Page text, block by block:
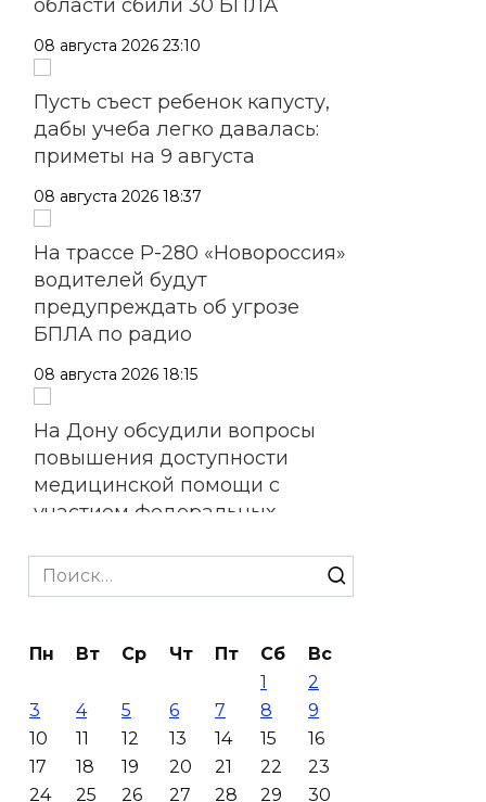
области сбили 30 БПЛА
08 августа 2026 23:10
Пусть съест ребенок капусту,
дабы учеба легко давалась:
приметы на 9 августа
08 августа 2026 18:37
На трассе Р-280 «Новороссия»
водителей будут
предупреждать об угрозе
БПЛА по радио
08 августа 2026 18:15
На Дону обсудили вопросы
повышения доступности
медицинской помощи с
участием федеральных
08 августа 2026 17:40
новую модульную котельную
и благоустроят проспект
Платовский
08 августа 2026 17:18
Search
for:
Пн Вт Ср Чт Пт Сб
Вс
1
2
3
4 5 6 7 8
9
10
11 12 13 14 15
16
17
18 19 20 21 22
23
24
25 26 27 28 29
30